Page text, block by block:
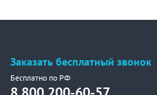
Заказать бесплатный звонок
Бесплатно по РФ